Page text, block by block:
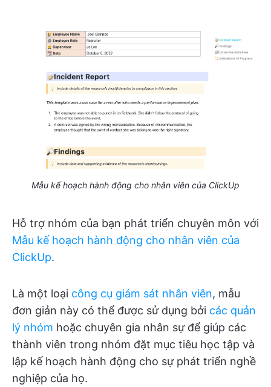
Mẫu kế hoạch hành động cho nhân viên của ClickUp
Hỗ trợ nhóm của bạn phát triển chuyên môn với
Mẫu kế hoạch hành động cho nhân viên của
ClickUp.
Là một loại công cụ giám sát nhân viên, mẫu
đơn giản này có thể được sử dụng bởi các quản
lý nhóm hoặc chuyên gia nhân sự để giúp các
thành viên trong nhóm đặt mục tiêu học tập và
lập kế hoạch hành động cho sự phát triển nghề
nghiệp của họ.